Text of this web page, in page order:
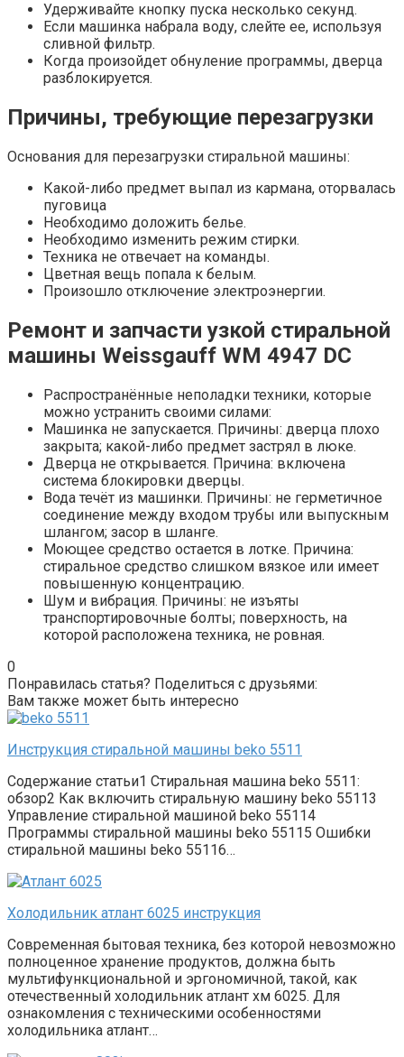
Удерживайте кнопку пуска несколько секунд.
Если машинка набрала воду, слейте ее, используя
сливной фильтр.
Когда произойдет обнуление программы, дверца
разблокируется.
Причины, требующие перезагрузки
Основания для перезагрузки стиральной машины:
Какой-либо предмет выпал из кармана, оторвалась
пуговица
Необходимо доложить белье.
Необходимо изменить режим стирки.
Техника не отвечает на команды.
Цветная вещь попала к белым.
Произошло отключение электроэнергии.
Ремонт и запчасти узкой стиральной
машины Weissgauff WM 4947 DC
Распространённые неполадки техники, которые
можно устранить своими силами:
Машинка не запускается. Причины: дверца плохо
закрыта; какой-либо предмет застрял в люке.
Дверца не открывается. Причина: включена
система блокировки дверцы.
Вода течёт из машинки. Причины: не герметичное
соединение между входом трубы или выпускным
шлангом; засор в шланге.
Моющее средство остается в лотке. Причина:
стиральное средство слишком вязкое или имеет
повышенную концентрацию.
Шум и вибрация. Причины: не изъяты
транспортировочные болты; поверхность, на
которой расположена техника, не ровная.
0
Понравилась статья? Поделиться с друзьями:
Вам также может быть интересно
Инструкция стиральной машины beko 5511
Содержание статьи1 Стиральная машина beko 5511:
обзор2 Как включить стиральную машину beko 55113
Управление стиральной машиной beko 55114
Программы стиральной машины beko 55115 Ошибки
стиральной машины beko 55116…
Холодильник атлант 6025 инструкция
Современная бытовая техника, без которой невозможно
полноценное хранение продуктов, должна быть
мультифункциональной и эргономичной, такой, как
отечественный холодильник атлант хм 6025. Для
ознакомления с техническими особенностями
холодильника атлант…